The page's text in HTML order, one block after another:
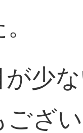
少
ござ